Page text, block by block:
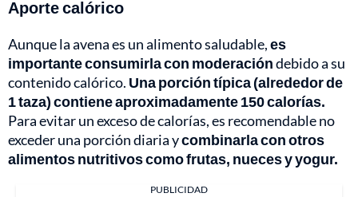
Aporte calórico
Aunque la avena es un alimento saludable,es
importante consumirla con moderacióndebido a su
contenido calórico. Una porción típica (alrededor de
1 taza) contiene aproximadamente 150 calorías.
Para evitar un exceso de calorías, es recomendable no
exceder una porción diaria ycombinarla con otros
alimentos nutritivos como frutas, nueces y yogur.
PUBLICIDAD